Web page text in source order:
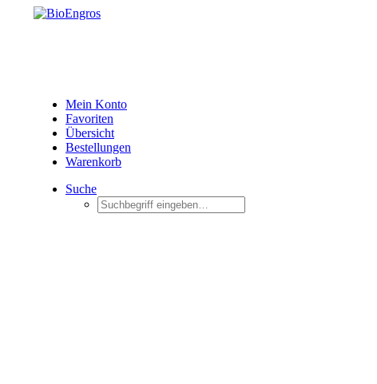
Mein Konto
Favoriten
Übersicht
Bestellungen
Warenkorb
Suche